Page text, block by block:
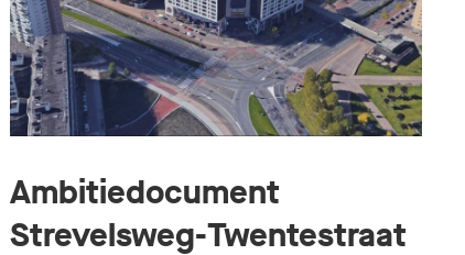
Ambitiedocument
Strevelsweg-Twentestraat